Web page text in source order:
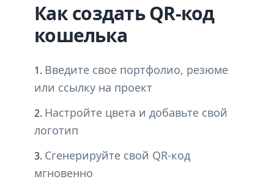
Как создать QR-код
кошелька
Введите свое портфолио, резюме
или ссылку на проект
Настройте цвета и добавьте свой
логотип
Сгенерируйте свой QR-код
мгновенно